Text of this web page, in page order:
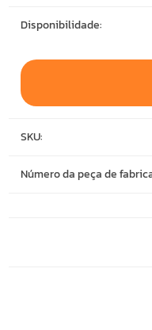
Disponibilidade:
SKU:
Número da peça de